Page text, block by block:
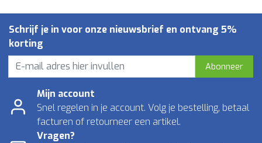
Schrijf je in voor onze nieuwsbrief en ontvang 5%
korting
Abonneer
Mijn account
Snel regelen in je account. Volg je bestelling, betaal
facturen of retourneer een artikel.
Vragen?